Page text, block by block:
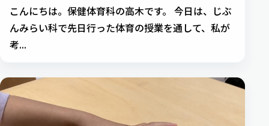
こんにちは。保健体育科の高木です。 今日は、じぶ
んみらい科で先日行った体育の授業を通して、私が
考...